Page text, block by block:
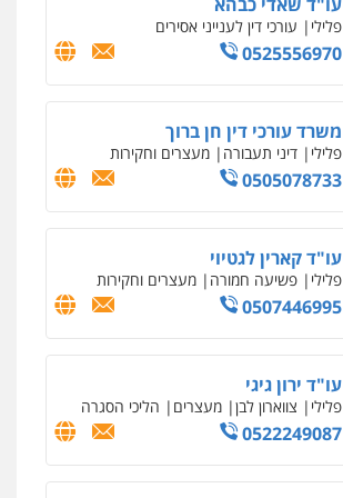
פלילי פשיעה חמורה תעבורה
0522992110
עו"ד שאדי נאטור
פלילי פשיעה חמורה מעצרים וחקירות
0509230800
משרד עורכי דין פארס פלאח
פלילי צבאי צווארון לבן והונאה ביטוח לאומי
0549911449
עו"ד עידית שינו-אמיתי
פלילי עורכי דין לענייני אסירים פשיעה
חמורה מעצרים וחקירות
0507587013